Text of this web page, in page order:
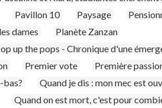
Pavillon 10 Paysage
dames
Planète Zanzan
up the pops - Chronique d'une
Premier vote Première
Quand je dis : mon mec est
Quand on est mort, c'est pour